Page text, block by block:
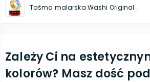
Taśma malarska Washi Original 35 mm x 25 m
Zależy Ci na
kolorów? Masz dość